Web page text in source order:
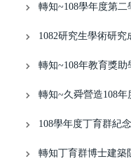
轉知~108學年度第
1082研究生學術研
轉知~108年教育獎助
轉知~久舜營造108
108學年度丁育群紀
轉知丁育群博士建築